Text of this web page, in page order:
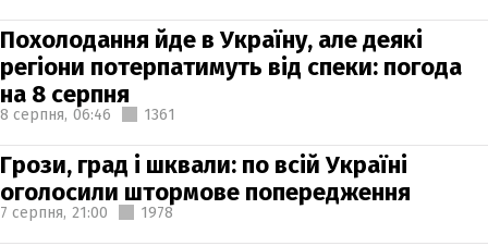
Похолодання йде в Україну, але деякі
регіони потерпатимуть від спеки: погода
на 8 серпня
8 серпня, 06:46 1361
Грози, град і шквали: по всій Україні
оголосили штормове попередження
7 серпня, 21:00 1978